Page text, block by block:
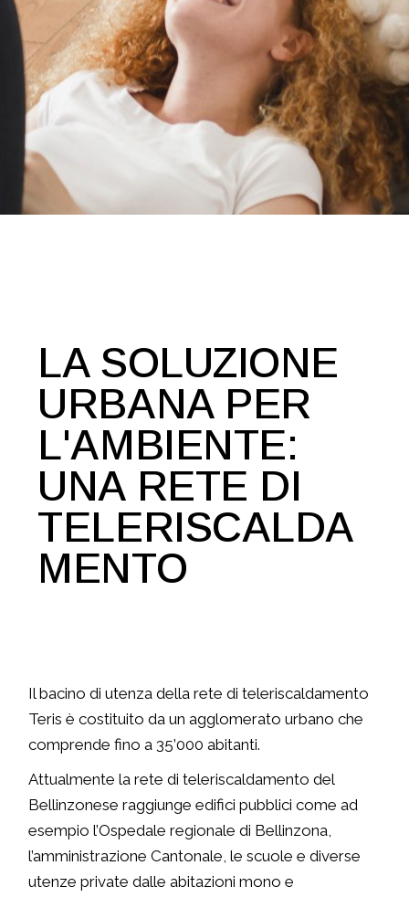
LA SOLUZIONE
URBANA PER
L'AMBIENTE:
UNA RETE DI
TELERISCALDA
MENTO
Il bacino di utenza della rete di teleriscaldamento
Teris è costituito da un agglomerato urbano che
comprende fino a 35’000 abitanti.
Attualmente la rete di teleriscaldamento del
Bellinzonese raggiunge edifici pubblici come ad
esempio l’Ospedale regionale di Bellinzona,
l’amministrazione Cantonale, le scuole e diverse
utenze private dalle abitazioni mono e